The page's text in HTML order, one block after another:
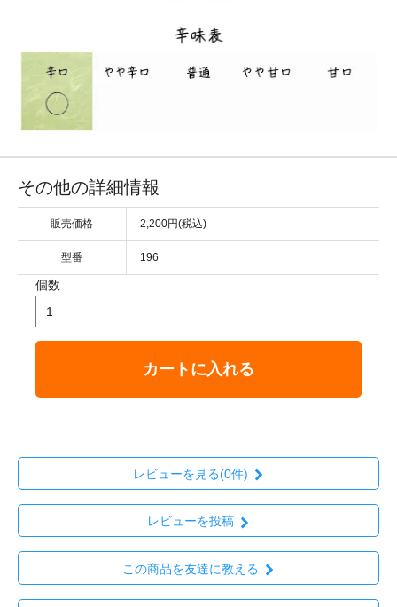
その他の詳細情報
販売価格 2,200円(税込)
型番 196
個数
カートに入れる
レビューを見る(0件)
レビューを投稿
この商品を友達に教える